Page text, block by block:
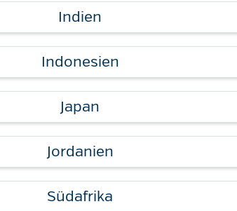
Indien
Indonesien
Japan
Jordanien
Südafrika